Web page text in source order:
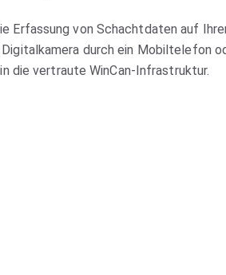
Erfassung von Schachtdaten auf
durch ein Mobiltelefon
die vertraute WinCan-Infrastruktur.